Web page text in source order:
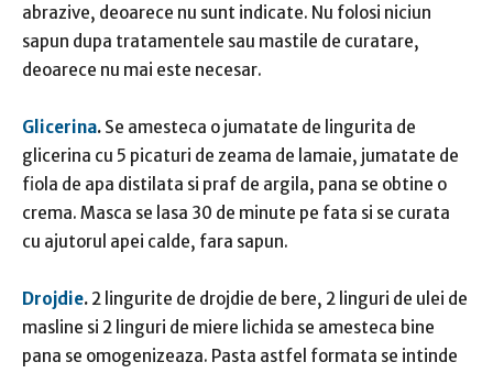
abrazive, deoarece nu sunt indicate. Nu folosi niciun
sapun dupa tratamentele sau mastile de curatare,
deoarece nu mai este necesar.
Glicerina. Se amesteca o jumatate de lingurita de
glicerina cu 5 picaturi de zeama de lamaie, jumatate de
fiola de apa distilata si praf de argila, pana se obtine o
crema. Masca se lasa 30 de minute pe fata si se curata
cu ajutorul apei calde, fara sapun.
Drojdie. 2 lingurite de drojdie de bere, 2 linguri de ulei de
masline si 2 linguri de miere lichida se amesteca bine
pana se omogenizeaza. Pasta astfel formata se intinde